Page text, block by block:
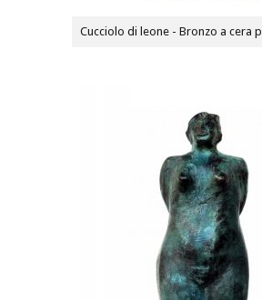
Cucciolo di leone - Bronzo a cera